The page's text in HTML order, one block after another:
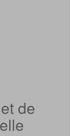
de